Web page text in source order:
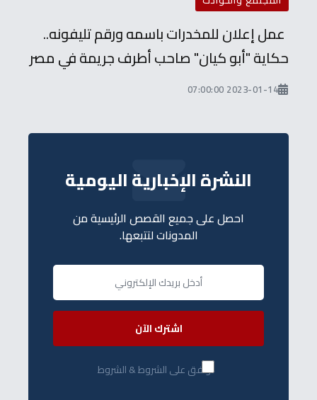
عمل إعلان للمخدرات باسمه ورقم تليفونه..
حكاية "أبو كيان" صاحب أطرف جريمة في مصر
2023-01-14 07:00:00
النشرة الإخبارية اليومية
احصل على جميع القصص الرئيسية من
المدونات لتتبعها.
اشترك الآن
أوافق على الشروط & الشروط